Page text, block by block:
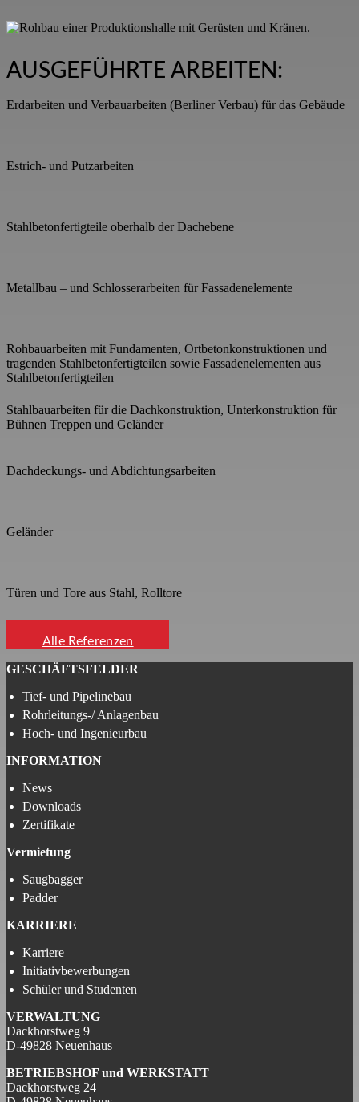
AUSGEFÜHRTE ARBEITEN:
Erdarbeiten und Verbauarbeiten (Berliner Verbau) für das Gebäude
Estrich- und Putzarbeiten
Stahlbetonfertigteile oberhalb der Dachebene
Metallbau – und Schlosserarbeiten für Fassadenelemente
Rohbauarbeiten mit Fundamenten, Ortbetonkonstruktionen und
tragenden Stahlbetonfertigteilen sowie Fassadenelementen aus
Stahlbetonfertigteilen
Stahlbauarbeiten für die Dachkonstruktion, Unterkonstruktion für
Bühnen Treppen und Geländer
Dachdeckungs- und Abdichtungsarbeiten
Geländer
Türen und Tore aus Stahl, Rolltore
Alle Referenzen
GESCHÄFTSFELDER
Tief- und Pipelinebau
Rohrleitungs-/ Anlagenbau
Hoch- und Ingenieurbau
INFORMATION
News
Downloads
Zertifikate
Vermietung
Saugbagger
Padder
KARRIERE
Karriere
Initiativbewerbungen
Schüler und Studenten
VERWALTUNG
Dackhorstweg 9
D-49828 Neuenhaus
BETRIEBSHOF und WERKSTATT
Dackhorstweg 24